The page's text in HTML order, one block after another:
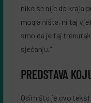
niko se nije do kraja
mogla ništa, ni taj
smo da je taj
sjećanju.“
PREDSTAVA
Osim što je ovo